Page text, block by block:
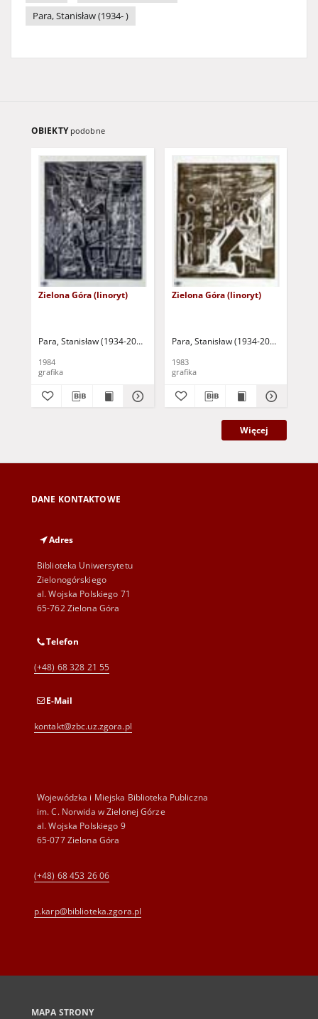
Para, Stanisław (1934- )
OBIEKTY podobne
Zielona Góra (linoryt)
Para, Stanisław (1934-2010)
1984
grafika
Zielona Góra (linoryt)
Para, Stanisław (1934-2010)
1983
grafika
Więcej
DANE KONTAKTOWE
Adres
Biblioteka Uniwersytetu
Zielonogórskiego
al. Wojska Polskiego 71
65-762 Zielona Góra
Telefon
(+48) 68 328 21 55
E-Mail
kontakt@zbc.uz.zgora.pl
Wojewódzka i Miejska Biblioteka Publiczna
im. C. Norwida w Zielonej Górze
al. Wojska Polskiego 9
65-077 Zielona Góra
(+48) 68 453 26 06
p.karp@biblioteka.zgora.pl
MAPA STRONY